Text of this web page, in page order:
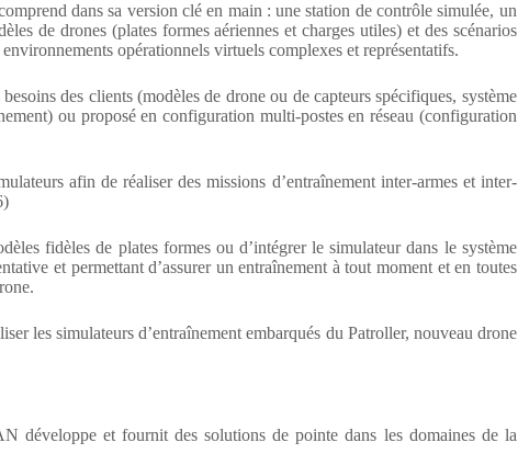
dans sa version clé en main : une station de contrôle simulée, un
de drones (plates formes aériennes et charges utiles) et des scénarios
opérationnels virtuels complexes et représentatifs.
des clients (modèles de drone ou de capteurs spécifiques, système
ou proposé en configuration multi-postes en réseau (configuration
afin de réaliser des missions d’entraînement inter-armes et inter-
fidèles de plates formes ou d’intégrer le simulateur dans le système
et permettant d’assurer un entraînement à tout moment et en toutes
les simulateurs d’entraînement embarqués du Patroller, nouveau drone
développe et fournit des solutions de pointe dans les domaines de la